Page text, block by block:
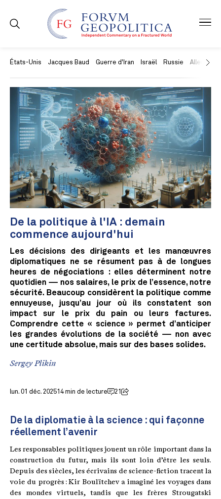
États-Unis Jacques Baud Guerre d'Iran Israël Russie Allemagne
De la politique à l'IA : demain
commence aujourd'hui
Les décisions des dirigeants et les manœuvres
diplomatiques ne se résument pas à de longues
heures de négociations : elles déterminent notre
quotidien — nos salaires, le prix de l’essence, notre
sécurité. Beaucoup considèrent la politique comme
ennuyeuse, jusqu’au jour où ils constatent son
impact sur le prix du pain ou leurs factures.
Comprendre cette « science » permet d’anticiper
les grandes évolutions de la société — non avec
une certitude absolue, mais sur des bases solides.
Sergey Plikin
lun. 01 déc. 202514 min de lecture 21
De la diplomatie à la science : qui façonne
réellement l’avenir
Les responsables politiques jouent un rôle important dans la
construction du futur, mais ils sont loin d’être les seuls.
Depuis des siècles, les écrivains de science-fiction tracent la
voie du progrès : Kir Boulïtchev a imaginé les voyages dans
des mondes virtuels, tandis que les frères Strougatski